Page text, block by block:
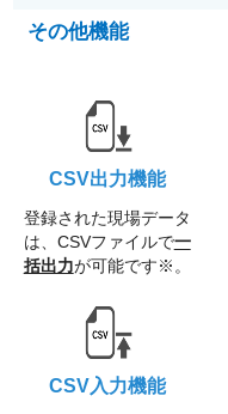
その他機能
CSV出力機能
登録された現場データ
は、CSVファイルで一
括出力が可能です※。
CSV入力機能